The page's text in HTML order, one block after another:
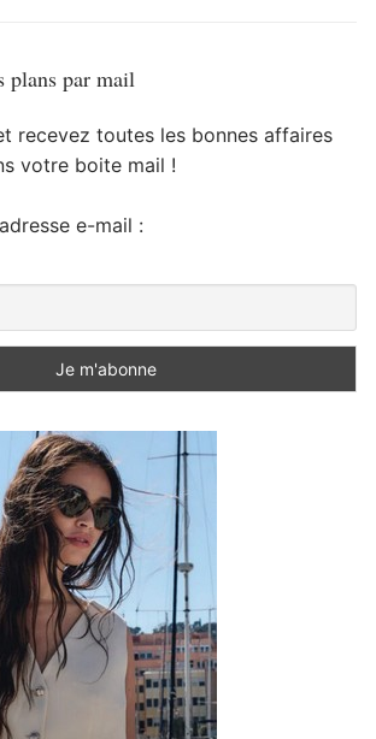
plans par mail
recevez toutes les bonnes affaires
votre boite mail !
e-mail :